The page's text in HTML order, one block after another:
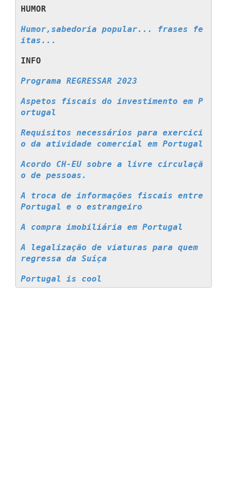
HUMOR
Humor,sabedoria popular... frases fe
itas...
INFO
Programa REGRESSAR 2023
Aspetos fiscais do investimento em P
ortugal
Requisitos necessários para exercici
o da atividade comercial em Portugal
Acordo CH-EU sobre a livre circulaçã
o de pessoas.
A troca de informações fiscais entre
Portugal e o estrangeiro
A compra imobiliária em Portugal
A legalização de viaturas para quem
regressa da Suíça
Portugal is cool